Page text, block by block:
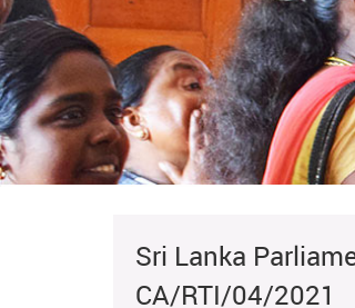
Sri Lanka
CA/RTI/04/2021